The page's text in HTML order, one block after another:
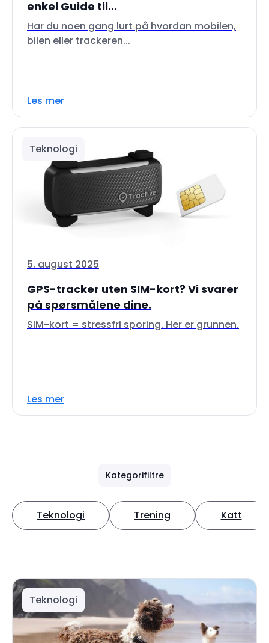
enkel Guide til...
Har du noen gang lurt på hvordan mobilen,
bilen eller trackeren...
Les mer
Teknologi
5. august 2025
GPS-tracker uten SIM-kort? Vi svarer
på spørsmålene dine.
SIM-kort = stressfri sporing. Her er grunnen.
Les mer
Kategorifiltre
Teknologi Trening Katt
Teknologi